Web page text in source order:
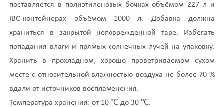
поставляется в полиэтиленовых бочках объёмом 227 л и
IBC-контейнерах объёмом 1000 л. Добавка должна
храниться в закрытой неповрежденной таре. Избегать
попадания влаги и прямых солнечных лучей на упаковку.
Хранить в прохладном, хорошо проветриваемом сухом
месте с относительной влажностью воздуха не более 70 %
вдали от источников воспламенения.
Температура хранения: от 10 ℃ до 30 ℃.